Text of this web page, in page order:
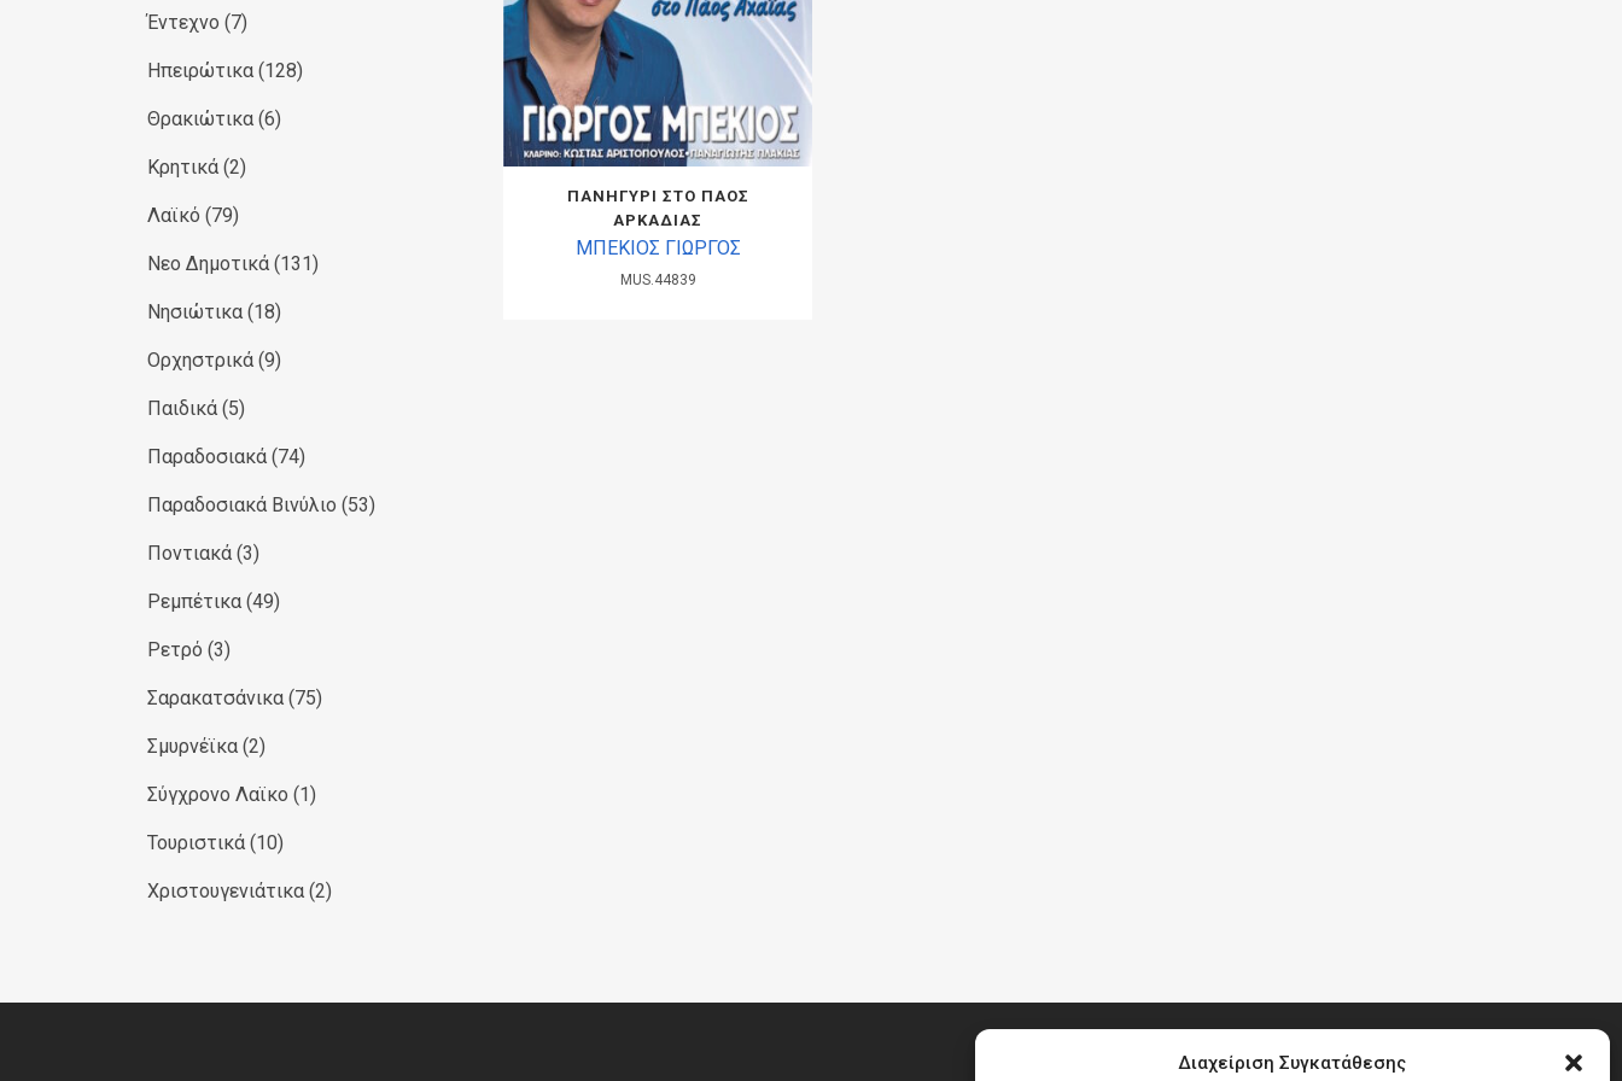
Διαχείριση Συγκατάθεσης
Έντεχνο (7)
Ηπειρώτικα (128)
Θρακιώτικα (6)
Κρητικά (2)
Λαϊκό (79)
Νεο Δημοτικά (131)
Νησιώτικα (18)
Ορχηστρικά (9)
Παιδικά (5)
Παραδοσιακά (74)
Παραδοσιακά Βινύλιο (53)
Ποντιακά (3)
Ρεμπέτικα (49)
Ρετρό (3)
Σαρακατσάνικα (75)
Σμυρνέϊκα (2)
Σύγχρονο Λαϊκο (1)
Τουριστικά (10)
Χριστουγενιάτικα (2)
ΠΑΝΗΓΥΡΙ ΣΤΟ ΠΑΟΣ
ΑΡΚΑΔΙΑΣ
ΜΠΕΚΙΟΣ ΓΙΩΡΓΟΣ
MUS.44839